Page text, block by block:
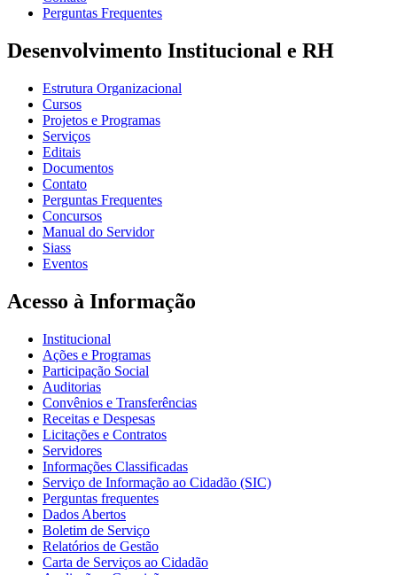
Perguntas Frequentes
Desenvolvimento Institucional e RH
Estrutura Organizacional
Cursos
Projetos e Programas
Serviços
Editais
Documentos
Contato
Perguntas Frequentes
Concursos
Manual do Servidor
Siass
Eventos
Acesso à Informação
Institucional
Ações e Programas
Participação Social
Auditorias
Convênios e Transferências
Receitas e Despesas
Licitações e Contratos
Servidores
Informações Classificadas
Serviço de Informação ao Cidadão (SIC)
Perguntas frequentes
Dados Abertos
Boletim de Serviço
Relatórios de Gestão
Carta de Serviços ao Cidadão